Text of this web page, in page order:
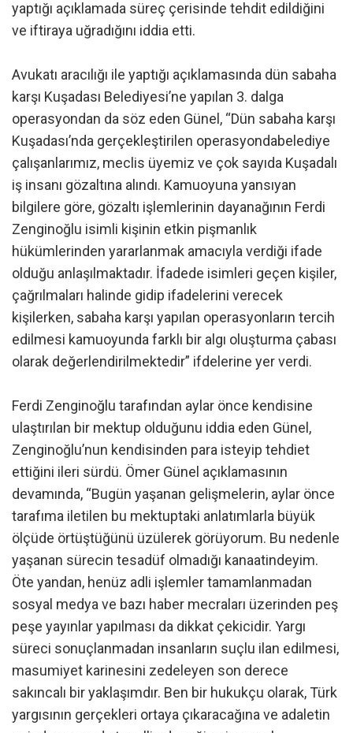
yaptığı açıklamada süreç çerisinde tehdit edildiğini
ve iftiraya uğradığını iddia etti.
Avukatı aracılığı ile yaptığı açıklamasında dün sabaha
karşı Kuşadası Belediyesi’ne yapılan 3. dalga
operasyondan da söz eden Günel, “Dün sabaha karşı
Kuşadası’nda gerçekleştirilen operasyondabelediye
çalışanlarımız, meclis üyemiz ve çok sayıda Kuşadalı
iş insanı gözaltına alındı. Kamuoyuna yansıyan
bilgilere göre, gözaltı işlemlerinin dayanağının Ferdi
Zenginoğlu isimli kişinin etkin pişmanlık
hükümlerinden yararlanmak amacıyla verdiği ifade
olduğu anlaşılmaktadır. İfadede isimleri geçen kişiler,
çağrılmaları halinde gidip ifadelerini verecek
kişilerken, sabaha karşı yapılan operasyonların tercih
edilmesi kamuoyunda farklı bir algı oluşturma çabası
olarak değerlendirilmektedir” ifdelerine yer verdi.
Ferdi Zenginoğlu tarafından aylar önce kendisine
ulaştırılan bir mektup olduğunu iddia eden Günel,
Zenginoğlu’nun kendisinden para isteyip tehdiet
ettiğini ileri sürdü. Ömer Günel açıklamasının
devamında, “Bugün yaşanan gelişmelerin, aylar önce
tarafıma iletilen bu mektuptaki anlatımlarla büyük
ölçüde örtüştüğünü üzülerek görüyorum. Bu nedenle
yaşanan sürecin tesadüf olmadığı kanaatindeyim.
Öte yandan, henüz adli işlemler tamamlanmadan
sosyal medya ve bazı haber mecraları üzerinden peş
peşe yayınlar yapılması da dikkat çekicidir. Yargı
süreci sonuçlanmadan insanların suçlu ilan edilmesi,
masumiyet karinesini zedeleyen son derece
sakıncalı bir yaklaşımdır. Ben bir hukukçu olarak, Türk
yargısının gerçekleri ortaya çıkaracağına ve adaletin